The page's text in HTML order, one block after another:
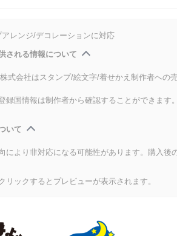
アレンジ/デコレーションに対応
される情報について
式会社はスタンプ/絵文字/着せかえ制作者への
録国情報は制作者から確認することができます
いて
により非対応になる可能性があります。購入後
リックするとプレビューが表示されます。